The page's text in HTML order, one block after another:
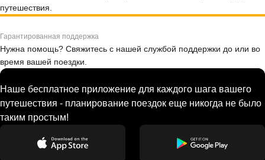
путешествия.
Гарантированная поддержка
Нужна помощь? Свяжитесь с нашей службой поддержки до или во
время вашей поездки.
Наше бесплатное приложение для каждого шага вашего
путешествия - планирование поездок еще никогда не было
таким простым!